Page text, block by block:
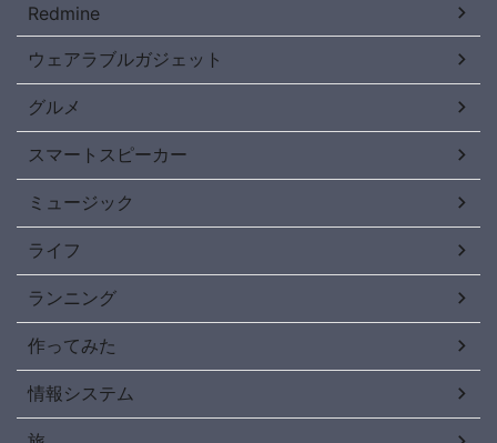
Redmine
ウェアラブルガジェット
グルメ
スマートスピーカー
ミュージック
ライフ
ランニング
作ってみた
情報システム